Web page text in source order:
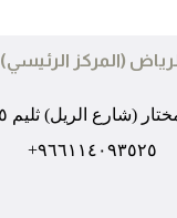
(المركز الرئيسي)
(شارع الريل) ثليم ١٢٦٤٥
٩٦٦١١٤٠٩٣٥٢٥+